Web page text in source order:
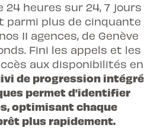
24 heures sur 24, 7 jours
parmi plus de cinquante
11 agences, de Genève
Fini les appels et les
aux disponibilités en
de progression intégré
permet d'identifier
optimisant chaque
plus rapidement.